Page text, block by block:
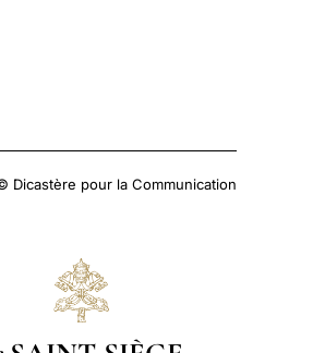
Dicastère pour la Communication